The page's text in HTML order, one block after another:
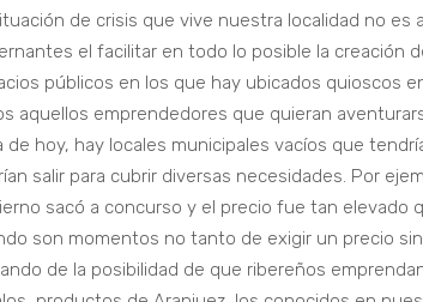
de crisis que vive nuestra localidad no es
el facilitar en todo lo posible la creación
públicos en los que hay ubicados quioscos
aquellos emprendedores que quieran
de hoy, hay locales municipales vacíos que
salir para cubrir diversas necesidades. Por
sacó a concurso y el precio fue tan elevado
son momentos no tanto de exigir un precio
de la posibilidad de que ribereños